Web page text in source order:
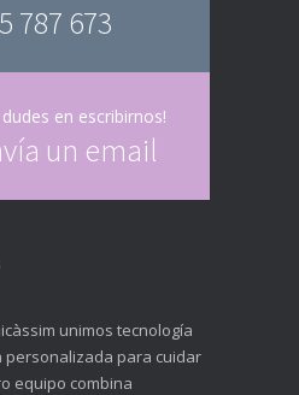
787 673
dudes en escribirnos!
un email
unimos tecnología
personalizada para cuidar
equipo combina